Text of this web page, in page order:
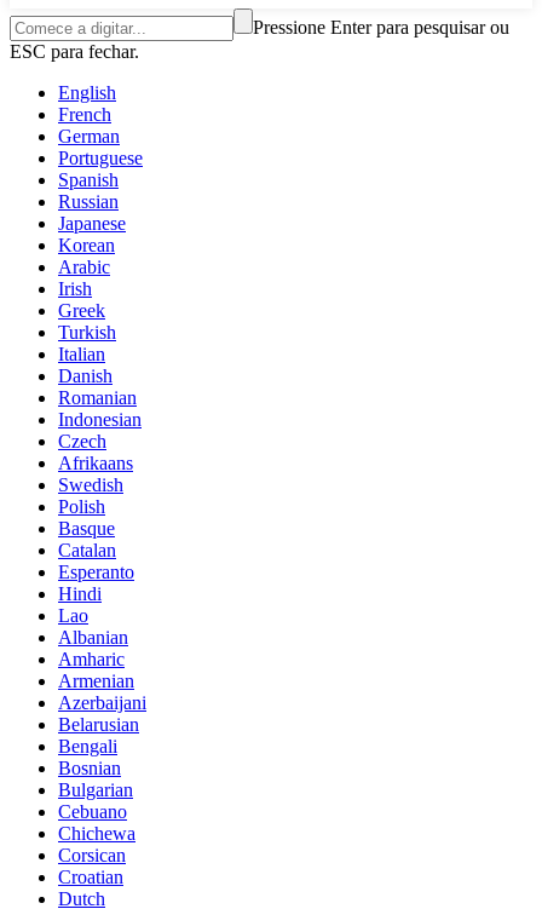
Pressione Enter para pesquisar ou
ESC para fechar.
English
French
German
Portuguese
Spanish
Russian
Japanese
Korean
Arabic
Irish
Greek
Turkish
Italian
Danish
Romanian
Indonesian
Czech
Afrikaans
Swedish
Polish
Basque
Catalan
Esperanto
Hindi
Lao
Albanian
Amharic
Armenian
Azerbaijani
Belarusian
Bengali
Bosnian
Bulgarian
Cebuano
Chichewa
Corsican
Croatian
Dutch